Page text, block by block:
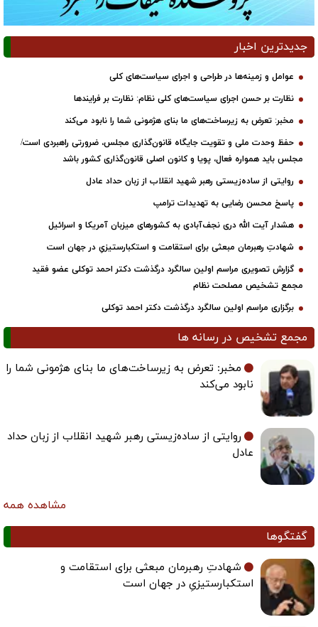
جدیدترین اخبار
عوامل و زمینه‌ها در طراحی و اجرای سیاست‌های کلی
نظارت بر حسن اجرای سیاست‌های کلی نظام: نظارت بر فرایندها
مخبر: تعرض به زیرساخت‌های ما بنای هژمونی شما را نابود می‌کند
حفظ وحدت ملی و تقویت جایگاه قانون‌گذاری مجلس، ضرورتی راهبردی است/
مجلس باید همواره فعال، پویا و کانون اصلی قانون‌گذاری کشور باشد
روایتی از ساده‌زیستی رهبر شهید انقلاب از زبان حداد عادل
پاسخ محسن رضایی به تهدیدات ترامپ
هشدار آیت الله دری نجف‌آبادی به کشورهای میزبان آمریکا و اسرائیل
شهادتِ رهبرمان مبعثی برای استقامت و استکبارستیزیِ در جهان است
گزارش تصویری مراسم اولین سالگرد درگذشت دکتر احمد توکلی عضو فقید
مجمع تشخیص مصلحت نظام
برگزاری مراسم اولین سالگرد درگذشت دکتر احمد توکلی
مجمع تشخیص در رسانه ها
مخبر: تعرض به زیرساخت‌های ما بنای هژمونی شما را
نابود می‌کند
روایتی از ساده‌زیستی رهبر شهید انقلاب از زبان حداد
عادل
مشاهده همه
گفتگوها
شهادتِ رهبرمان مبعثی برای استقامت و
استکبارستیزیِ در جهان است